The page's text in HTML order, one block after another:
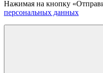
Нажимая на кнопку
персональных данных